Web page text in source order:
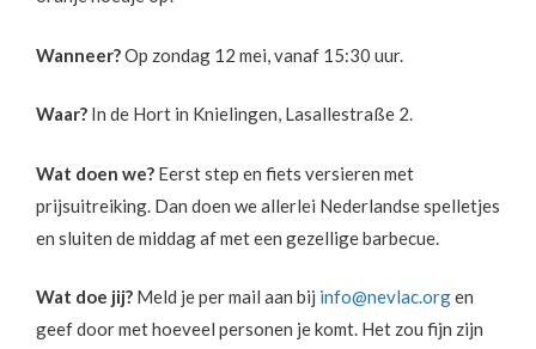
Wanneer?Op zondag 12 mei, vanaf 15:30 uur.
Waar? In de Hort in Knielingen, Lasallestraße 2.
Wat doen we? Eerst step en fiets versieren met
prijsuitreiking. Dan doen we allerlei Nederlandse spelletjes
en sluiten de middag af met een gezellige barbecue.
Wat doe jij? Meld je per mail aan bij info@nevlac.orgen
geef door met hoeveel personen je komt. Het zou fijn zijn